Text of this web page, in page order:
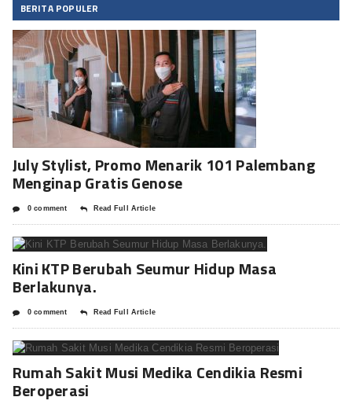
BERITA POPULER
July Stylist, Promo Menarik 101 Palembang
Menginap Gratis Genose
0 comment Read Full Article
Kini KTP Berubah Seumur Hidup Masa
Berlakunya.
0 comment Read Full Article
Rumah Sakit Musi Medika Cendikia Resmi
Beroperasi